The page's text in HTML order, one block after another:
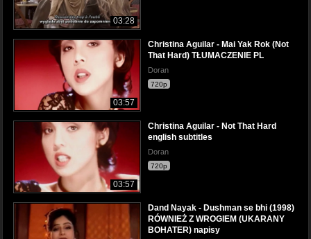
03:28
03:57
Christina Aguilar - Mai Yak Rok (Not
That Hard) TŁUMACZENIE PL
Doran
720p
03:57
Christina Aguilar - Not That Hard
english subtitles
Doran
720p
Dand Nayak - Dushman se bhi (1998)
RÓWNIEŻ Z WROGIEM (UKARANY
BOHATER) napisy